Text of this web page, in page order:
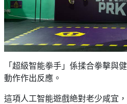
「超級智能拳手」係揉合拳擊與
動作作出反應。
這項人工智能遊戲絶對老少咸宜